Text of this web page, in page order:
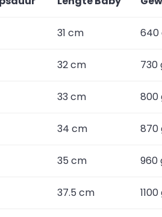
31 cm 640
32 cm 730
33 cm 800
34 cm 870
35 cm 960
37.5 cm